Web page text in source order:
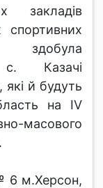
закладів
спортивних
здобула
с. Казачі
й будуть
на IV
масового
6 м.Херсон,